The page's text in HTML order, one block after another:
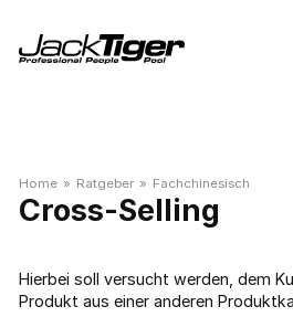
Home » Ratgeber » Fachchinesisch
Cross-Selling
Hierbei soll versucht werden, dem
Produkt aus einer anderen